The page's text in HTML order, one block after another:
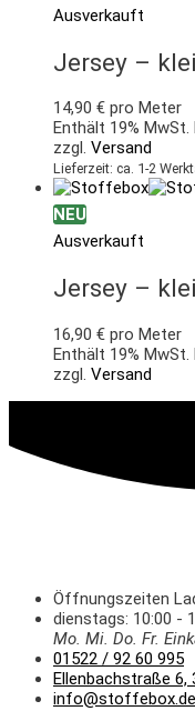
Ausverkauft
Jersey –
14,90 € pro Meter
Enthält 19% MwSt.
zzgl. Versand
Lieferzeit: ca. 1-2
NEU
Ausverkauft
Jersey –
16,90 € pro Meter
Enthält 19% MwSt.
zzgl. Versand
Öffnungszeiten
dienstags: 10:00 -
Mo. Mi. Do. Fr.
01522 / 92 60 995
Ellenbachstraße 6,
info@stoffebox.de